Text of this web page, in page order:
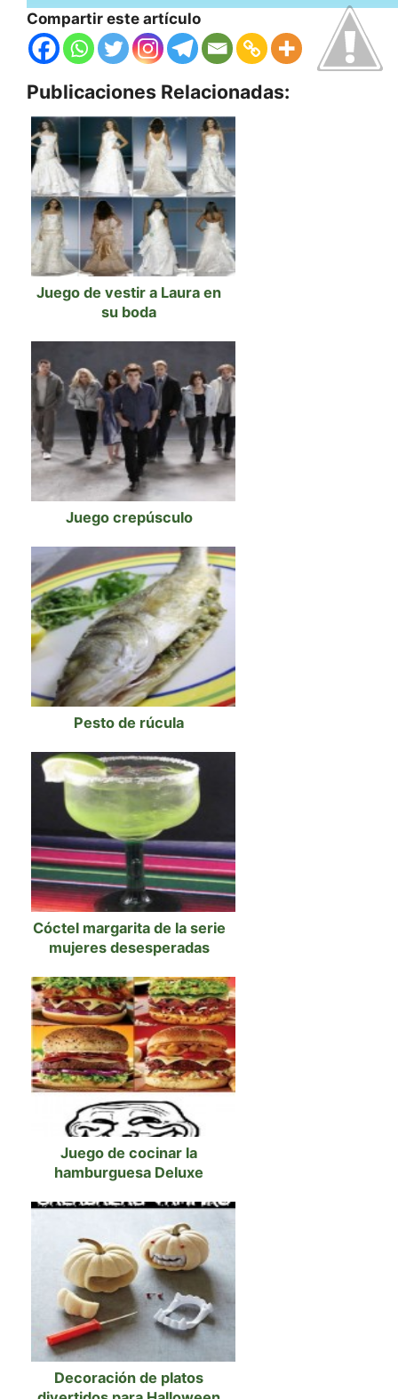
Compartir este artículo
Publicaciones Relacionadas:
Juego de vestir a Laura en
su boda
Juego crepúsculo
Pesto de rúcula
Cóctel margarita de la serie
mujeres desesperadas
Juego de cocinar la
hamburguesa Deluxe
Decoración de platos